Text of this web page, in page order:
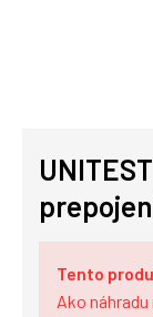
Tento
Ako